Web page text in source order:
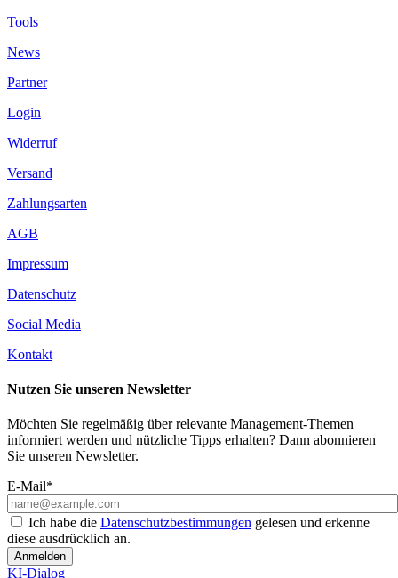
Tools
News
Partner
Login
Widerruf
Versand
Zahlungsarten
AGB
Impressum
Datenschutz
Social Media
Kontakt
Nutzen Sie unseren Newsletter
Möchten Sie regelmäßig über relevante Management-Themen
informiert werden und nützliche Tipps erhalten? Dann abonnieren
Sie unseren Newsletter.
E-Mail*
Ich habe die Datenschutzbestimmungen gelesen und erkenne
diese ausdrücklich an.
Anmelden
KI-Dialog